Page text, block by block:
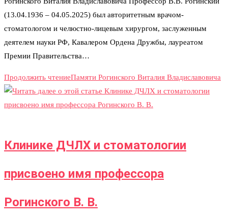
(13.04.1936 – 04.05.2025) был авторитетным врачом-
стоматологом и челюстно-лицевым хирургом, заслуженным
деятелем науки РФ, Кавалером Ордена Дружбы, лауреатом
Премии Правительства…
Продолжить чтениеПамяти Рогинского Виталия Владиславовича
Клинике ДЧЛХ и стоматологии
присвоено имя профессора
Рогинского В. В.